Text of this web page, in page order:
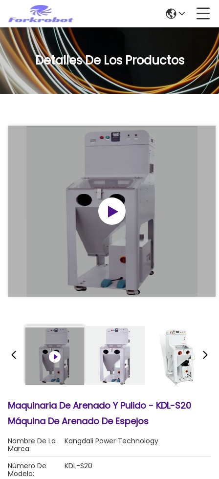
Detalles De Los Productos
Maquinaria De Arenado Y Pulido - KDL-S20
Máquina De Arenado De Espejos
Nombre De La
Marca:
Kangdali Power Technology
Número De
Modelo:
KDL-S20